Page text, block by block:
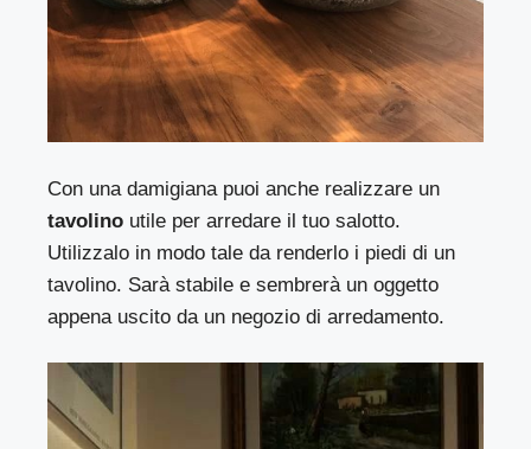
Con una damigiana puoi anche realizzare un
tavolino utile per arredare il tuo salotto.
Utilizzalo in modo tale da renderlo i piedi di un
tavolino. Sarà stabile e sembrerà un oggetto
appena uscito da un negozio di arredamento.